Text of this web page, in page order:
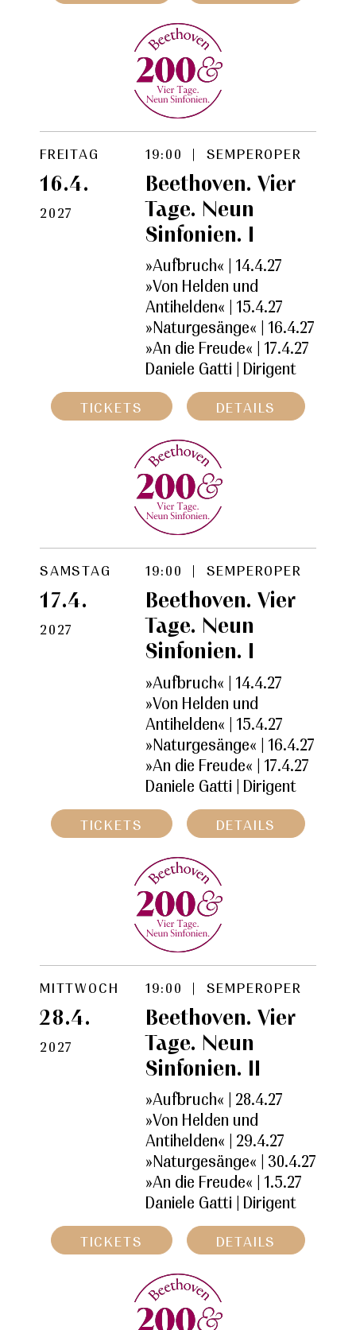
FREITAG
16.4.
2027
19:00 | SEMPEROPER
Beethoven. Vier
Tage. Neun
Sinfonien. I
»Aufbruch« | 14.4.27
»Von Helden und
Antihelden« | 15.4.27
»Naturgesänge« | 16.4.27
»An die Freude« | 17.4.27
Daniele Gatti | Dirigent
TICKETS DETAILS
SAMSTAG
17.4.
2027
19:00 | SEMPEROPER
Beethoven. Vier
Tage. Neun
Sinfonien. I
»Aufbruch« | 14.4.27
»Von Helden und
Antihelden« | 15.4.27
»Naturgesänge« | 16.4.27
»An die Freude« | 17.4.27
Daniele Gatti | Dirigent
TICKETS DETAILS
MITTWOCH
28.4.
2027
19:00 | SEMPEROPER
Beethoven. Vier
Tage. Neun
Sinfonien. II
»Aufbruch« | 28.4.27
»Von Helden und
Antihelden« | 29.4.27
»Naturgesänge« | 30.4.27
»An die Freude« | 1.5.27
Daniele Gatti | Dirigent
TICKETS DETAILS